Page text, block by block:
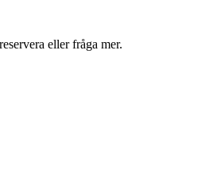
eller fråga mer.